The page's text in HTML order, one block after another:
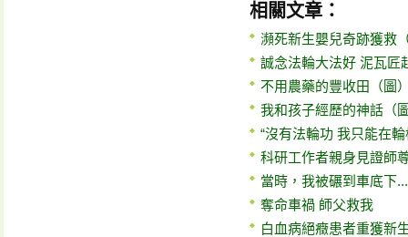
相關文章：
瀕死新生嬰兒奇跡獲救
誠念法輪大法好 泥瓦匠
不用農藥的豐收田（圖
我和孩子經歷的神話（
“沒有法輪功 我只能在
科研工作者親身見證師
當時，我被碾到車底下...
奪命車禍 師父救我
白血病絕癥患者重獲新